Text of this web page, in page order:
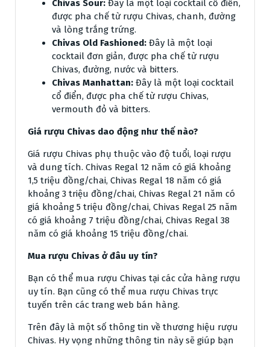
Chivas Sour: Đây là một loại cocktail cổ điển,
được pha chế từ rượu Chivas, chanh, đường
và lòng trắng trứng.
Chivas Old Fashioned: Đây là một loại
cocktail đơn giản, được pha chế từ rượu
Chivas, đường, nước và bitters.
Chivas Manhattan: Đây là một loại cocktail
cổ điển, được pha chế từ rượu Chivas,
vermouth đỏ và bitters.
Giá rượu Chivas dao động như thế nào?
Giá rượu Chivas phụ thuộc vào độ tuổi, loại rượu
và dung tích. Chivas Regal 12 năm có giá khoảng
1,5 triệu đồng/chai, Chivas Regal 18 năm có giá
khoảng 3 triệu đồng/chai, Chivas Regal 21 năm có
giá khoảng 5 triệu đồng/chai, Chivas Regal 25 năm
có giá khoảng 7 triệu đồng/chai, Chivas Regal 38
năm có giá khoảng 15 triệu đồng/chai.
Mua rượu Chivas ở đâu uy tín?
Bạn có thể mua rượu Chivas tại các cửa hàng rượu
uy tín. Bạn cũng có thể mua rượu Chivas trực
tuyến trên các trang web bán hàng.
Trên đây là một số thông tin về thương hiệu rượu
Chivas. Hy vọng những thông tin này sẽ giúp bạn